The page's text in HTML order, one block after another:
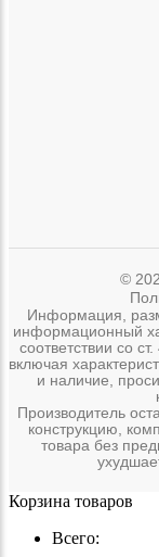
©
Информация,
информационный
соответствии со
включая
и наличие,
Производитель
конструкцию,
товара без
Корзина товаров
Всего: